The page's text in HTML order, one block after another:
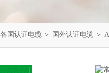
各国认证电缆 ＞ 国外认证电缆 ＞